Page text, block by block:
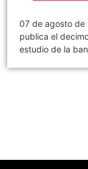
07 de agosto de
publica el
estudio de la